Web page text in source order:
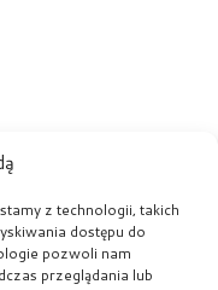
z technologii, takich
dostępu do
pozwoli nam
przeglądania lub
NA UP JPII